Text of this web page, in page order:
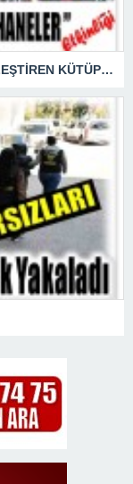
62. Kütüphane Haftası kapsamında ” İYİLEŞTİREN KÜTÜPHANELER ” etkinliği düzenlendi.